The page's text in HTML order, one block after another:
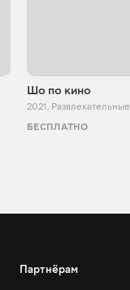
Шо по кино
2021, Развлекательные
БЕСПЛАТНО
Партнёрам